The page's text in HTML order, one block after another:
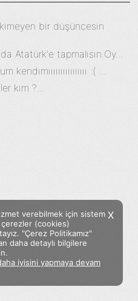
Facebook Twitter Instagram
Sözümoki © 2020 - V.8
bir düşüncesin
Atatürk'e tapmalısın.Oy...
:( ...
kim ?...
X
verebilmek için sistem
(cookies)
"Çerez Politikamız"
daha detaylı bilgilere
iyisini yapmaya devam